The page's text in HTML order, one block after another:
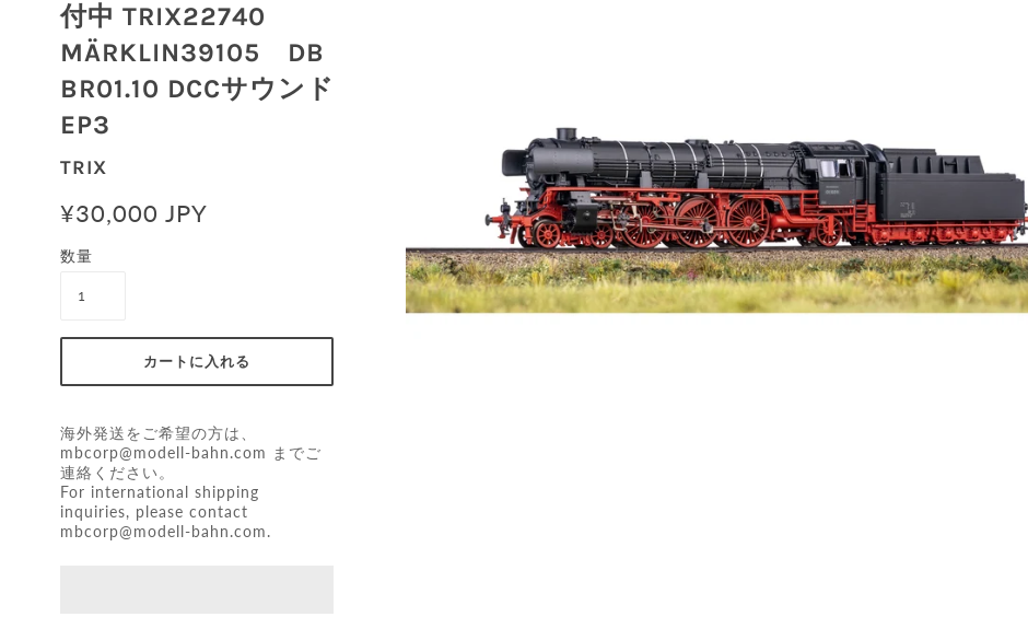
付中 TRIX22740
MÄRKLIN39105 DB
BR01.10 DCCサウンド
EP3
TRIX
¥30,000 JPY
数量
海外発送をご希望の方は、
mbcorp@modell-bahn.com
までご
連絡ください。
For international shipping
inquiries, please contact
mbcorp@modell-bahn.com.